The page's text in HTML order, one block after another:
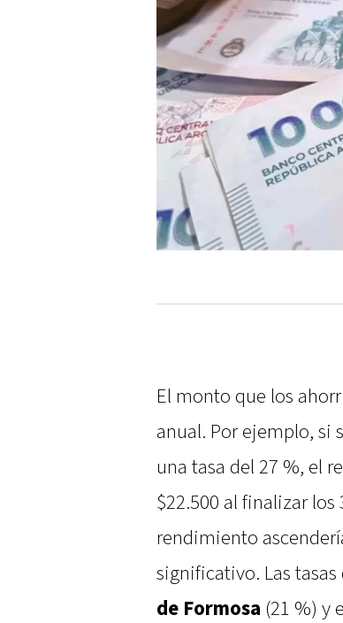
El monto que los
anual. Por ejemplo, si
una tasa del 27 %, el
$22.500 al finalizar los
rendimiento
significativo. Las
de Formosa (21 %) y